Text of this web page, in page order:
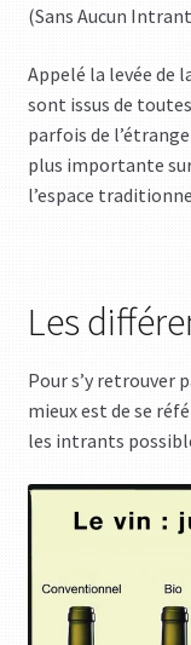
(Sans Aucun
Appelé la levée de
sont issus de
parfois de
plus importante
l’espace
Les
Pour s’y
mieux est de se
les intrants